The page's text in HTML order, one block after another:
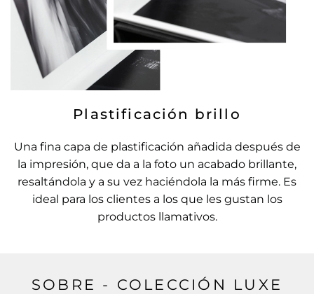
Plastificación brillo
Una fina capa de plastificación añadida después de
la impresión, que da a la foto un acabado brillante,
resaltándola y a su vez haciéndola la más firme. Es
ideal para los clientes a los que les gustan los
productos llamativos.
SOBRE - COLECCIÓN LUXE